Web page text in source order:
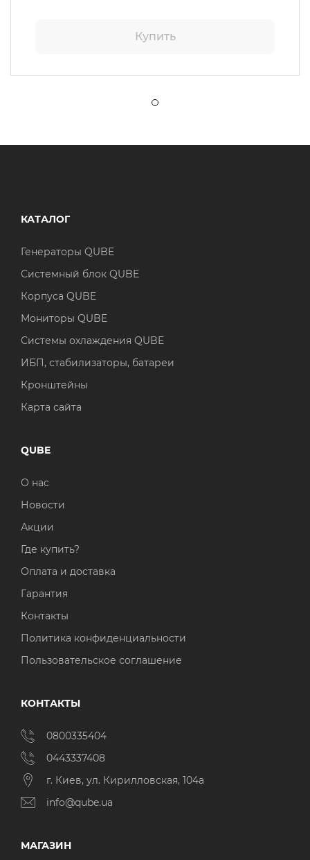
Купить
КАТАЛОГ
Генераторы QUBE
Системный блок QUBE
Корпуса QUBE
Мониторы QUBE
Системы охлаждения QUBE
ИБП, стабилизаторы, батареи
Кронштейны
Карта сайта
QUBE
О нас
Новости
Акции
Где купить?
Оплата и доставка
Гарантия
Контакты
Политика конфиденциальности
Пользовательское соглашение
КОНТАКТЫ
0800335404
0443337408
г. Киев, ул. Кирилловская, 104а
info@qube.ua
МАГАЗИН